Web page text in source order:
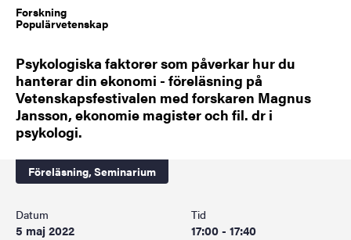
Forskning
Populärvetenskap
Psykologiska faktorer som påverkar hur du
hanterar din ekonomi - föreläsning på
Vetenskapsfestivalen med forskaren Magnus
Jansson, ekonomie magister och fil. dr i
psykologi.
Föreläsning, Seminarium
Datum
5 maj 2022
Tid
17:00 - 17:40